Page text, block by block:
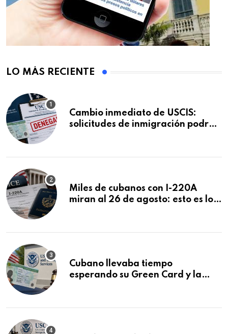
LO MÁS RECIENTE
Cambio inmediato de USCIS:
solicitudes de inmigración podrán
Miles de cubanos con I-220A
miran al 26 de agosto: esto es lo
Cubano llevaba tiempo
esperando su Green Card y la